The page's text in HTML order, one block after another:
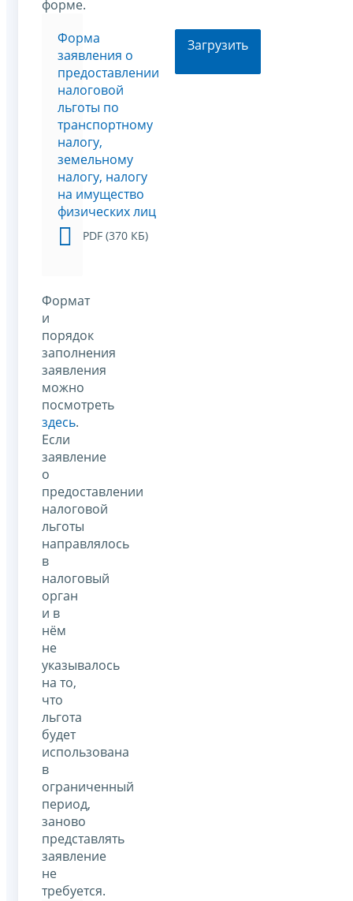
форме.
Форма
заявления о
предоставлении
налоговой
льготы по
транспортному
налогу,
земельному
налогу, налогу
на имущество
физических лиц
PDF (370 КБ)
Загрузить
Формат
и
порядок
заполнения
заявления
можно
посмотреть
здесь.
Если
заявление
о
предоставлении
налоговой
льготы
направлялось
в
налоговый
орган
и в
нём
не
указывалось
на то,
что
льгота
будет
использована
в
ограниченный
период,
заново
представлять
заявление
не
требуется.